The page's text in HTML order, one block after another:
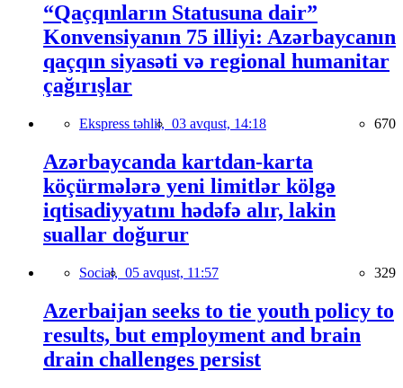
“Qaçqınların Statusuna dair”
Konvensiyanın 75 illiyi: Azərbaycanın
qaçqın siyasəti və regional humanitar
çağırışlar
Ekspress təhlil, 03 avqust, 14:18 670
Azərbaycanda kartdan-karta
köçürmələrə yeni limitlər kölgə
iqtisadiyyatını hədəfə alır, lakin
suallar doğurur
Social, 05 avqust, 11:57 329
Azerbaijan seeks to tie youth policy to
results, but employment and brain
drain challenges persist